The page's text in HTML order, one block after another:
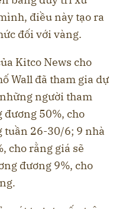
điều này tạo ra
đối với vàng.
Kitco News cho
Wall đã tham gia dự
người tham
50%, cho
tuần 26-30/6; 9 nhà
cho rằng giá sẽ
đương 9%, cho